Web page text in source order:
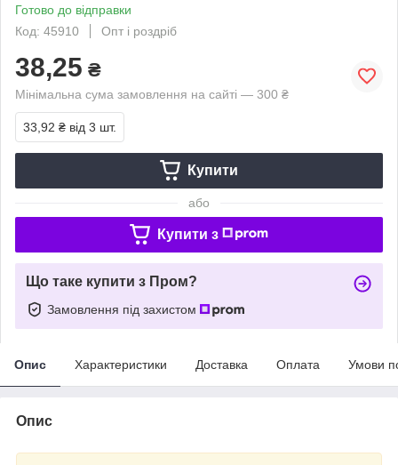
Готово до відправки
Код: 45910
Опт і роздріб
38,25 ₴
Мінімальна сума замовлення на сайті — 300 ₴
33,92 ₴ від 3 шт.
Купити
або
Купити з
Що таке купити з Пром?
Замовлення під захистом
Опис Характеристики Доставка Оплата Умови
Опис